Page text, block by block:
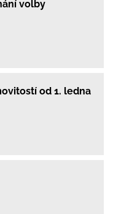
volby
od 1. ledna